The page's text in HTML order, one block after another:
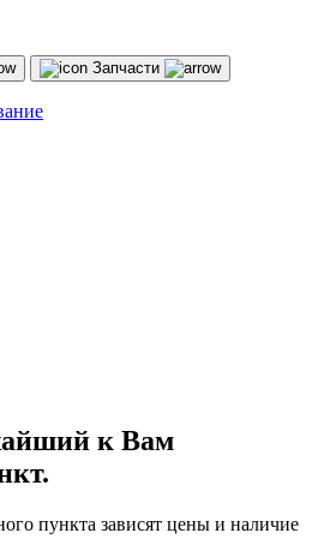
Запчасти
к Вам
.
пункта зависят цены и наличие